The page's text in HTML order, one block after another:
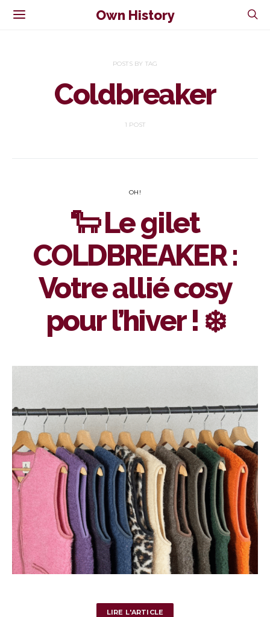
Own History
POSTS BY TAG
Coldbreaker
1 POST
OH!
🐑 Le gilet
COLDBREAKER :
Votre allié cosy
pour l’hiver ! ❄️
LIRE L'ARTICLE